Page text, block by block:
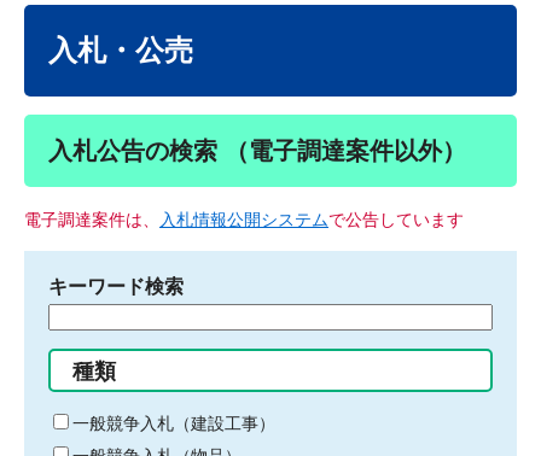
入札・公売
入札公告の検索 （電子調達案件以外）
電子調達案件は、 入札情報公開システムで公告しています
キーワード検索
る
キ
ー
種類
一般競争入札（建設工事）